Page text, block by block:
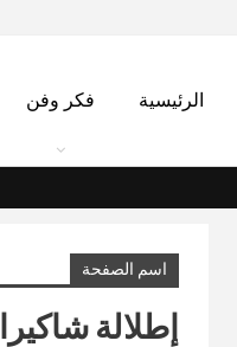
الرئيسية فكر وفن
اسم الصفحة
إطلالة شاكيرا